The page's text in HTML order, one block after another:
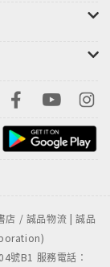
/ 誠品物流 | 誠品
號B1 服務電話：